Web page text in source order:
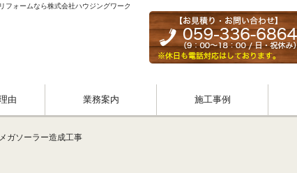
ォームなら株式会社ハウジングワーク
由 業務案内 施工事例
ガソーラー造成工事